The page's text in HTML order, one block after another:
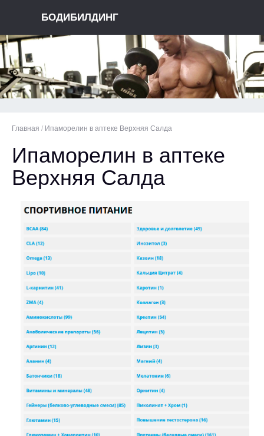
БОДИБИЛДИНГ
Главная / Ипаморелин в аптеке Верхняя Салда
Ипаморелин в аптеке
Верхняя Салда